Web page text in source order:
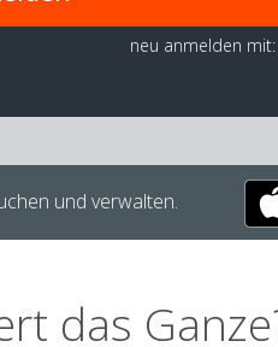
neu anmelden mit:
und verwalten.
das